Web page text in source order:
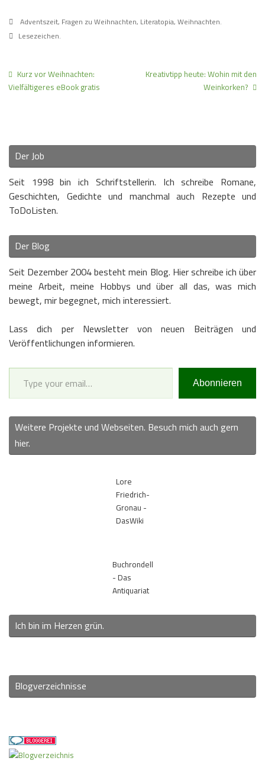
Adventszeit, Fragen zu Weihnachten, Literatopia, Weihnachten.
Lesezeichen.
Kurz vor Weihnachten:
Vielfältigeres eBook gratis
Kreativtipp heute: Wohin mit den
Weinkorken?
Der Job
Seit 1998 bin ich Schriftstellerin. Ich schreibe Romane,
Geschichten, Gedichte und manchmal auch Rezepte und
ToDoListen.
Der Blog
Seit Dezember 2004 besteht mein Blog. Hier schreibe ich über
meine Arbeit, meine Hobbys und über all das, was mich
bewegt, mir begegnet, mich interessiert.
Lass dich per Newsletter von neuen Beiträgen und
Veröffentlichungen informieren.
Type your email…
Abonnieren
Weitere Projekte und Webseiten. Besuch mich auch gern
hier.
Lore
Friedrich-
Gronau -
DasWiki
Buchrondell
- Das
Antiquariat
Ich bin im Herzen grün.
Blogverzeichnisse